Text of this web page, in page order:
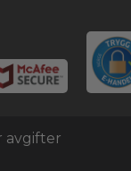
avgifter